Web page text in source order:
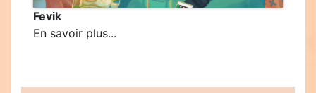
Fevik
En savoir plus...